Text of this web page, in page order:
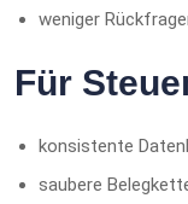
weniger
Für
konsistente
saubere